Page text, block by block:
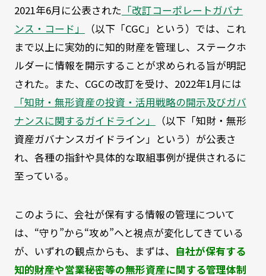
2021年6月に公表された 「改訂コーポレートガバナ
ンス・コード」
（以下「CGC」という）では、これ
まで以上に実効的に知的財産を管理し、ステークホ
ルダーに情報を開示することが求められる旨が明記
された。また、CGCの改訂を受け、2022年1月には
「知財・無形資産の投資・活用戦略の開示及びガバ
ナンスに関するガイドライン」
（以下「知財・無形
資産ガバナンスガイドライン」という）が公表さ
れ、各種の指針や具体的な取組事例が提供されるに
至っている。
このように、会社が保有する情報の管理について
は、“守り”から“攻め”へと視点が変化してきている
が、いずれの観点からも、まずは、 自社が保有する
知的財産や営業秘密等の無形資産に関する管理体制